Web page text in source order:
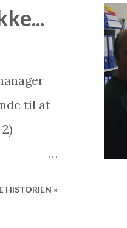
Vi
er
os
vi
til at
HISTORIEN »